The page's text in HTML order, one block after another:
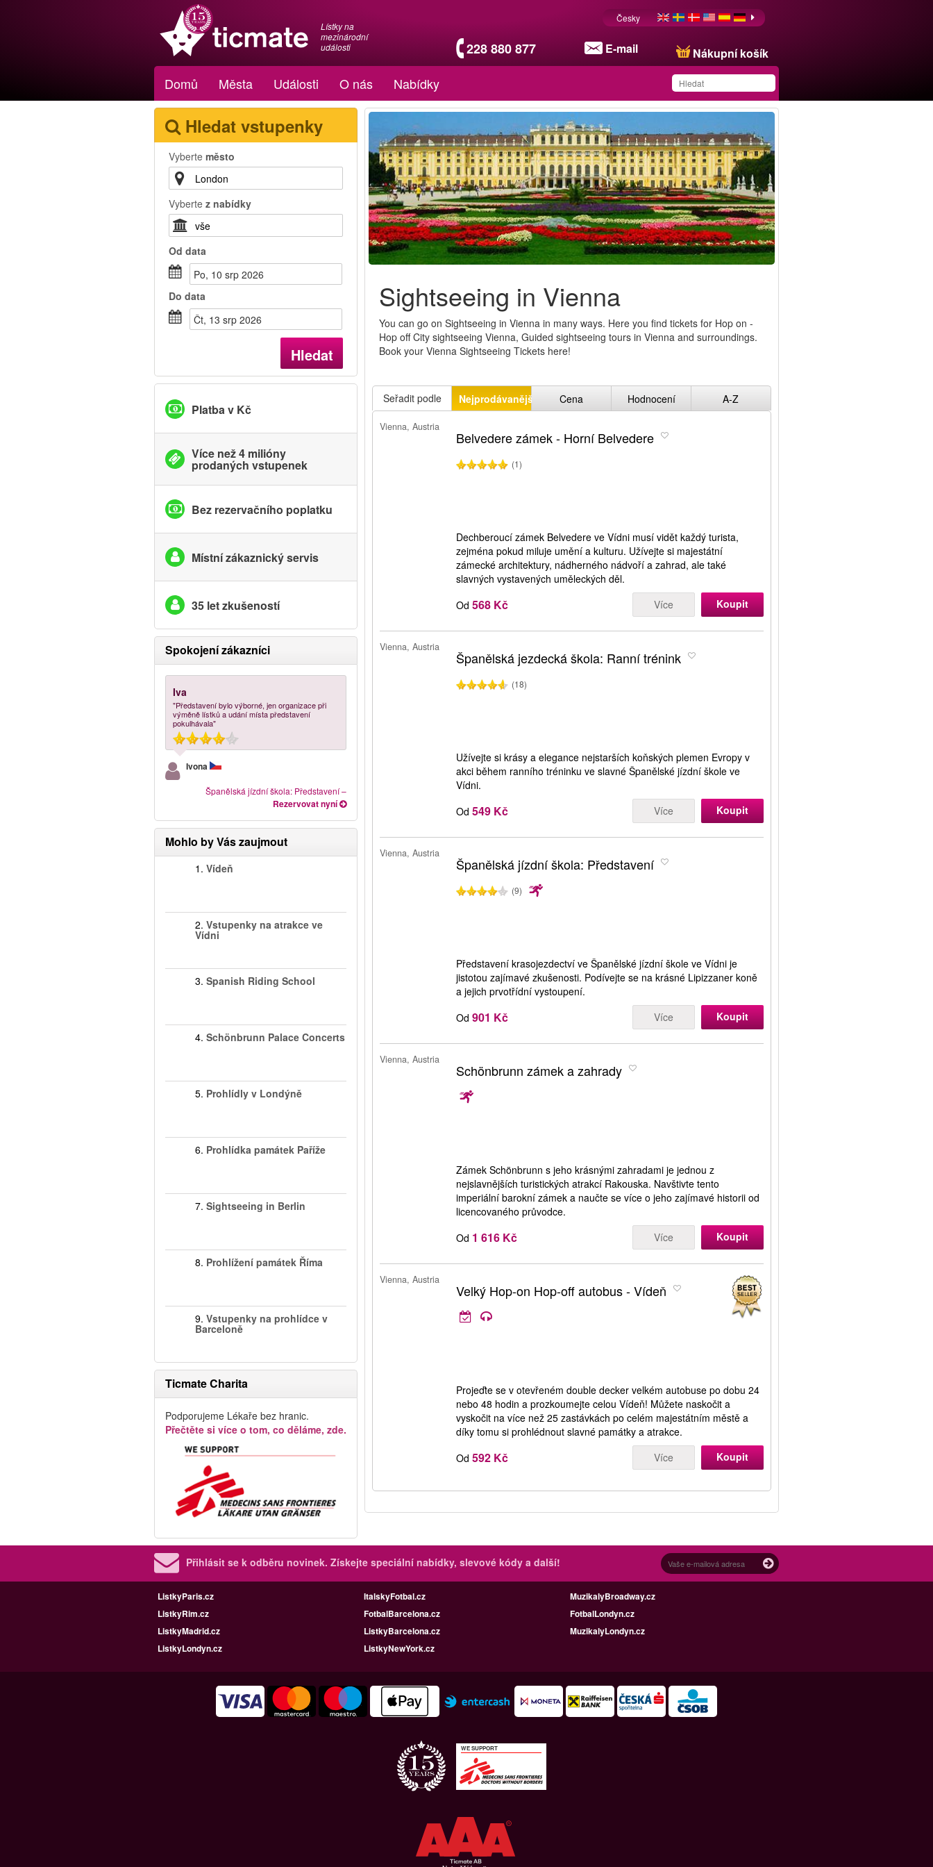
Lístky na
mezinárodní
události
228 880 877 E-mail Nákupní košík
Česky
Domů Města Události O nás Nabídky
váš seznam
Hledat vstupenky
Vyberte město
Vyberte z nabídky
Od data
Po, 10 srp 2026
Do data
Čt, 13 srp 2026
Hledat
Platba v Kč
Více než 4 milióny
prodaných vstupenek
Bez rezervačního poplatku
Místní zákaznický servis
35 let zkušeností
Spokojení zákazníci
Iva
"Představení bylo výborné, jen organizace při
výměně lístků a udání místa představení
pokulhávala"
Ivona
Španělská jízdní škola: Představení–
Rezervovat nyní
Mohlo by Vás zaujmout
1. Vídeň
2. Vstupenky na atrakce ve
Vídni
3. Spanish Riding School
4. Schönbrunn Palace Concerts
5. Prohlídly v Londýně
6. Prohlídka památek Paříže
7. Sightseeing in Berlin
8. Prohlížení památek Říma
9. Vstupenky na prohlídce v
Barceloně
Ticmate Charita
Podporujeme Lékaře bez hranic.
Přečtěte si více o tom, co děláme, zde.
Sightseeing in Vienna
You can go on Sightseeing in Vienna in many ways. Here you find tickets for Hop on -
Hop off City sightseeing Vienna, Guided sightseeing tours in Vienna and surroundings.
Book your Vienna Sightseeing Tickets here!
Seřadit podle Nejprodávanější Cena Hodnocení A-Z
Vienna, Austria
Belvedere zámek - Horní Belvedere
(1)
Dechberoucí zámek Belvedere ve Vídni musí vidět každý turista,
zejména pokud miluje umění a kulturu. Užívejte si majestátní
zámecké architektury, nádherného nádvoří a zahrad, ale také
slavných vystavených uměleckých děl.
Od 568 Kč Více Koupit
Vienna, Austria
Španělská jezdecká škola: Ranní trénink
(18)
Užívejte si krásy a elegance nejstarších koňských plemen Evropy v
akci během ranního tréninku ve slavné Španělské jízdní škole ve
Vídni.
Od 549 Kč Více Koupit
Vienna, Austria
Španělská jízdní škola: Představení
(9)
Představení krasojezdectví ve Španělské jízdní škole ve Vídni je
jistotou zajímavé zkušenosti. Podívejte se na krásné Lipizzaner koně
a jejich prvotřídní vystoupení.
Od 901 Kč Více Koupit
Vienna, Austria
Schönbrunn zámek a zahrady
Zámek Schönbrunn s jeho krásnými zahradami je jednou z
nejslavnějších turistických atrakcí Rakouska. Navštivte tento
imperiální barokní zámek a naučte se více o jeho zajímavé historii od
licencovaného průvodce.
Od 1 616 Kč Více Koupit
Vienna, Austria
Velký Hop-on Hop-off autobus - Vídeň
Projeďte se v otevřeném double decker velkém autobuse po dobu 24
nebo 48 hodin a prozkoumejte celou Vídeň! Můžete naskočit a
vyskočit na více než 25 zastávkách po celém majestátním městě a
díky tomu si prohlédnout slavné památky a atrakce.
Od 592 Kč Více Koupit
Přihlásit se k odběru novinek. Získejte speciální nabídky, slevové kódy a další!
ListkyParis.cz ItalskyFotbal.cz
MuzikalyBroadway.cz
ListkyRim.cz
FotbalBarcelona.cz
FotbalLondyn.cz
ListkyMadrid.cz
ListkyBarcelona.cz
MuzikalyLondyn.cz
ListkyLondyn.cz
ListkyNewYork.cz
WE SUPPORT